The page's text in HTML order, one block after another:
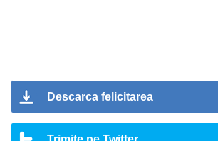
Descarca felicitarea